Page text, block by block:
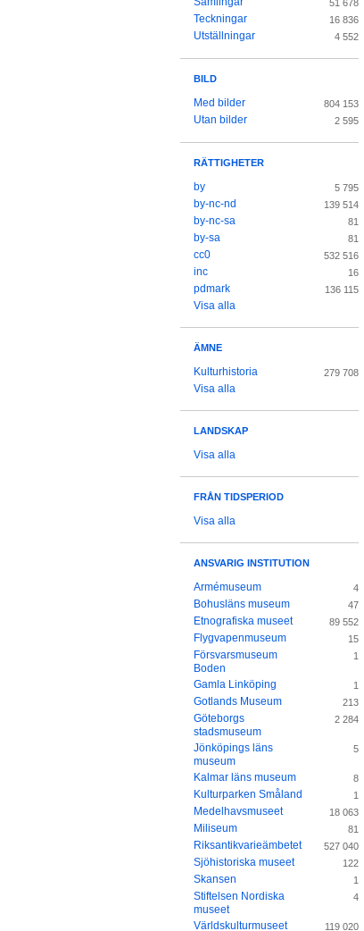
51 678
Teckningar 16 836
Utställningar 4 552
BILD
Med bilder 804 153
Utan bilder 2 595
RÄTTIGHETER
by 5 795
by-nc-nd 139 514
by-nc-sa 81
by-sa 81
cc0 532 516
inc 16
pdmark 136 115
Visa alla
ÄMNE
Kulturhistoria 279 708
Visa alla
LANDSKAP
Visa alla
FRÅN TIDSPERIOD
Visa alla
ANSVARIG INSTITUTION
Armémuseum 4
Bohusläns museum 47
Etnografiska museet 89 552
Flygvapenmuseum 15
Försvarsmuseum
Boden
1
Gamla Linköping 1
Gotlands Museum 213
Göteborgs
stadsmuseum
2 284
Jönköpings läns
museum
5
Kalmar läns museum 8
Kulturparken Småland 1
Medelhavsmuseet 18 063
Miliseum 81
Riksantikvarieämbetet 527 040
Sjöhistoriska museet 122
Skansen 1
Stiftelsen Nordiska
museet
4
Världskulturmuseet 119 020